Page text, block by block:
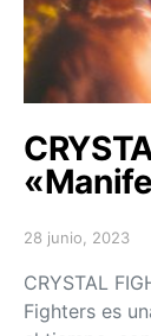
Posted on
28 junio, 2023
CRYSTAL
Fighters es